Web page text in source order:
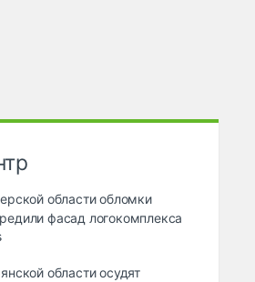
области обломки
фасад логокомплекса
области осудят